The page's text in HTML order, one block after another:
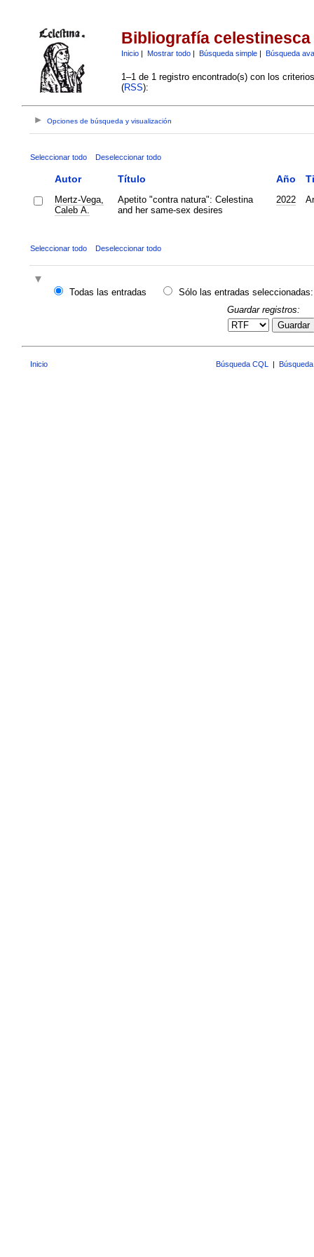
Bibliografía celestinesca
Inicio| Mostrar todo| Búsqueda simple| Búsqueda
1–1 de 1 registro encontrado(s) con los
(RSS):
Opciones de búsqueda y visualización
Seleccionar todo Deseleccionar todo
Autor Título Año
Mertz-Vega,
Caleb A.
Apetito "contra natura": Celestina
and her same-sex desires
2022
Seleccionar todo Deseleccionar todo
Todas las entradas
Sólo las entradas seleccionadas:
Guardar registros:
Guardar
Inicio Búsqueda CQL